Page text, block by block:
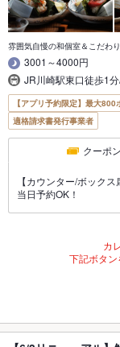
雰囲気自慢の和個室＆こだわ
3001～4000円
JR川崎駅東口徒歩1
【アプリ予約限定】最大
適格請求書発行事業者
クーポン
【カウンター/ボック
当日予約OK！
カ
下記ボタン